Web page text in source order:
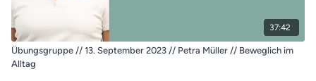
37:42
Übungsgruppe // 13. September 2023 // Petra Müller // Beweglich im
Alltag